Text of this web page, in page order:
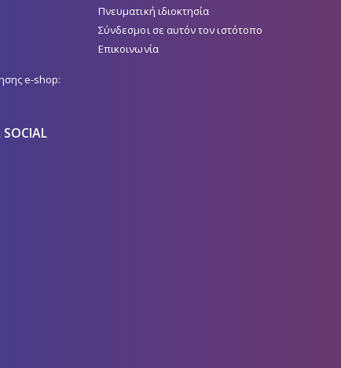
e-shop:
Πνευματική ιδιοκτησία
Σύνδεσμοι σε αυτόν τον ιστότοπο
Επικοινωνία